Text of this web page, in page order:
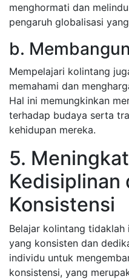
menghormati dan
pengaruh globalisasi
b.
Mempelajari kolintang
memahami dan
Hal ini memungkinkan
terhadap budaya serta
kehidupan mereka.
5.
Kedisiplinan
Konsistensi
Belajar kolintang tidaklah
yang konsisten dan
individu untuk
konsistensi, yang